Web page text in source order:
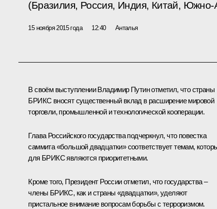
(Бразилия, Россия, Индия, Китай, Южно-
15 ноября 2015 года 12:40 Анталья
В своём выступлении Владимир Путин отметил, что страны
БРИКС вносят существенный вклад в расширение мировой
торговли, промышленной и технологической кооперации.
Глава Российского государства подчеркнул, что повестка
саммита«большой двадцатки»соответствует темам,
для БРИКС являются приоритетными.
Кроме того, Президент России отметил, что государства –
члены БРИКС, как и страны «двадцатки», уделяют
пристальное внимание вопросам борьбы с терроризмом.